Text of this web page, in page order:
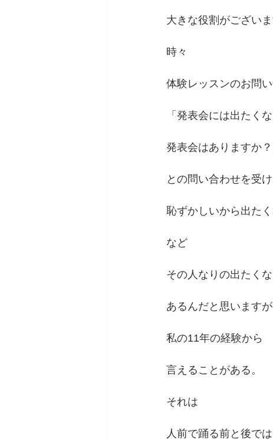
大きな役割がござい
時々
体験レッスンのお問
「発表会には出たく
発表会はありますか？
との問い合わせを受け
恥ずかしいから出たく
など
その人なりの出たく
あるんだと思いますが
私の11年の経験から
言えることがある。
それは
人前で踊る前と後では